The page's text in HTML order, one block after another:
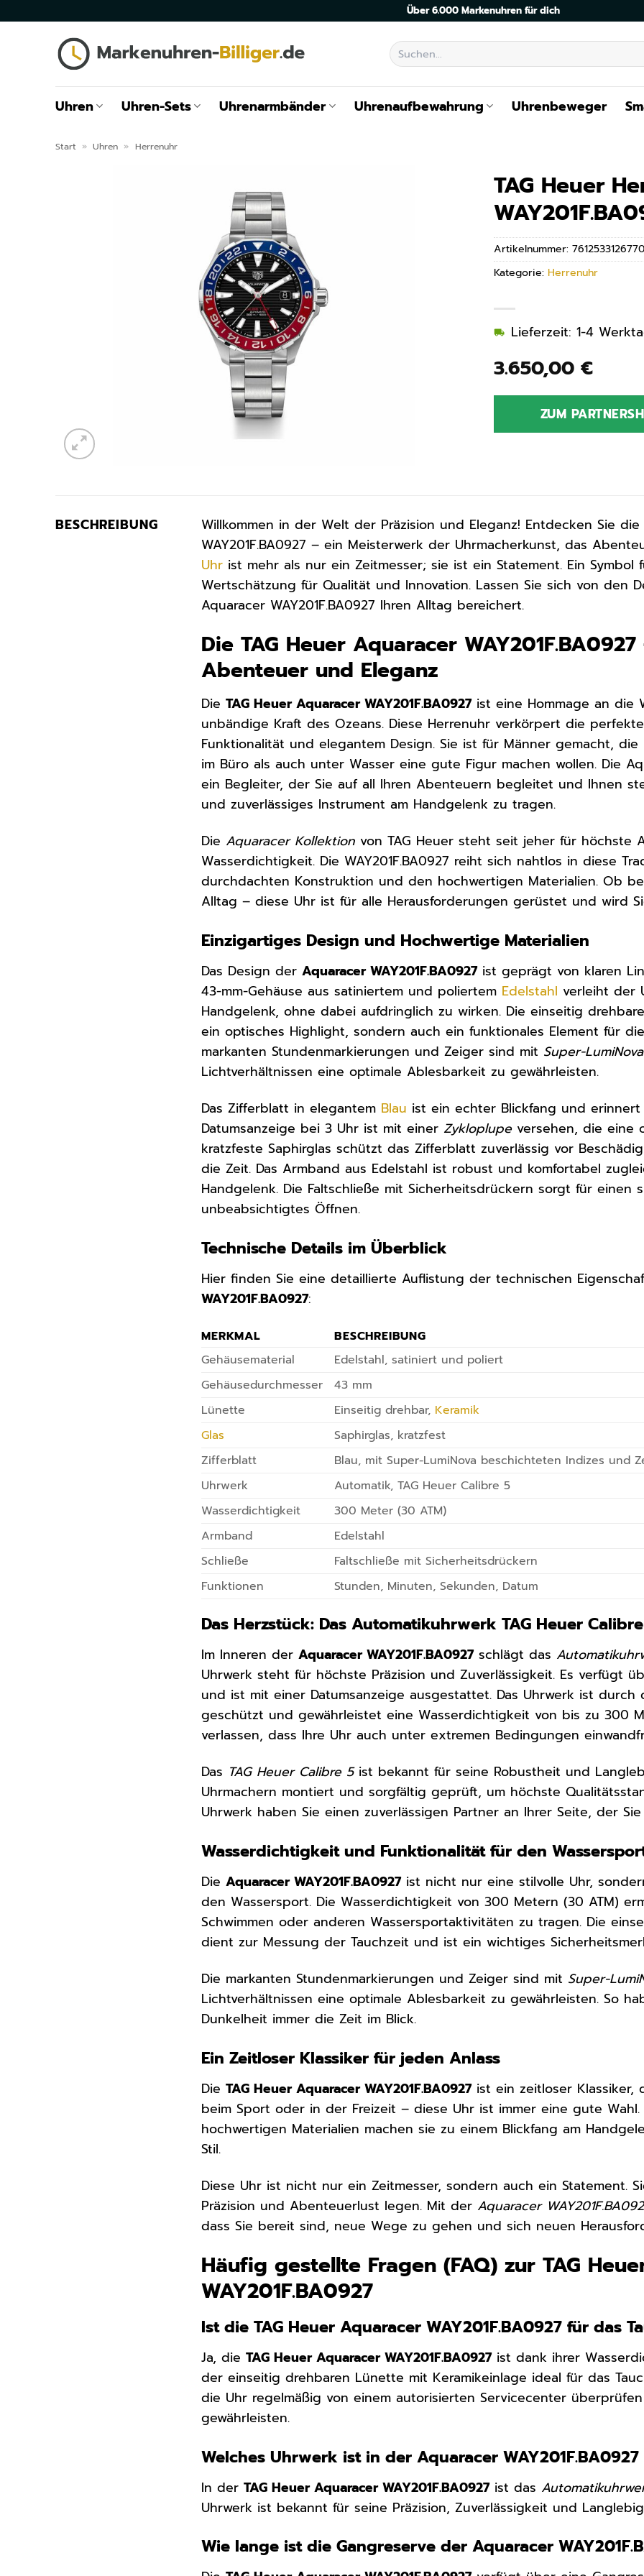
Über 6.000 Markenuhren für dich
Suchen
nach:
Uhren Uhren-Sets Uhrenarmbänder Uhrenaufbewahrung Uhrenbeweger
Start » Uhren » Herrenuhr
TAG Heuer
3.650,00 €
Lieferzeit: 1-4
ZUM
Artikelnummer: 7612533126770
Kategorie: Herrenuhr
BESCHREIBUNG Willkommen in der Welt der Präzision und Eleganz! Entdecken Sie
WAY201F.BA0927 – ein Meisterwerk der Uhrmacherkunst, das
Uhr ist mehr als nur ein Zeitmesser; sie ist ein Statement. Ein
Wertschätzung für Qualität und Innovation. Lassen Sie sich von den
Aquaracer WAY201F.BA0927 Ihren Alltag bereichert.
Die TAG Heuer Aquaracer
Abenteuer und Eleganz
DieTAG Heuer Aquaracer WAY201F.BA0927ist eine Hommage an die
unbändige Kraft des Ozeans. Diese Herrenuhr verkörpert die
Funktionalität und elegantem Design. Sie ist für Männer gemacht,
im Büro als auch unter Wasser eine gute Figur machen wollen. Die
ein Begleiter, der Sie auf all Ihren Abenteuern begleitet und Ihnen
und zuverlässiges Instrument am Handgelenk zu tragen.
Die Aquaracer Kollektion von TAG Heuer steht seit jeher für höchste
Wasserdichtigkeit. Die WAY201F.BA0927 reiht sich nahtlos in diese
durchdachten Konstruktion und den hochwertigen Materialien. Ob
Alltag – diese Uhr ist für alle Herausforderungen gerüstet und wird
Einzigartiges Design und Hochwertige Materialien
Das Design derAquaracer WAY201F.BA0927ist geprägt von klaren
43-mm-Gehäuse aus satiniertem und poliertem Edelstahl verleiht der
Handgelenk, ohne dabei aufdringlich zu wirken. Die einseitig
ein optisches Highlight, sondern auch ein funktionales Element für
markanten Stundenmarkierungen und Zeiger sind mit Super-LumiNova
Lichtverhältnissen eine optimale Ablesbarkeit zu gewährleisten.
Das Zifferblatt in elegantem Blau ist ein echter Blickfang und
Datumsanzeige bei 3 Uhr ist mit einer Zykloplupeversehen, die eine
kratzfeste Saphirglas schützt das Zifferblatt zuverlässig vor
die Zeit. Das Armband aus Edelstahl ist robust und komfortabel
Handgelenk. Die Faltschließe mit Sicherheitsdrückern sorgt für einen
unbeabsichtigtes Öffnen.
Technische Details im Überblick
Hier finden Sie eine detaillierte Auflistung der technischen
WAY201F.BA0927:
MERKMAL
BESCHREIBUNG
Gehäusematerial
Edelstahl, satiniert und poliert
Gehäusedurchmesser
43 mm
Lünette
Einseitig drehbar, Keramik
Glas
Saphirglas, kratzfest
Zifferblatt
Blau, mit Super-LumiNova beschichteten Indizes und
Uhrwerk
Automatik, TAG Heuer Calibre 5
Wasserdichtigkeit
300 Meter (30 ATM)
Armband
Edelstahl
Schließe
Faltschließe mit Sicherheitsdrückern
Funktionen
Stunden, Minuten, Sekunden, Datum
Das Herzstück: Das Automatikuhrwerk TAG Heuer
Im Inneren derAquaracer WAY201F.BA0927schlägt das
Uhrwerk steht für höchste Präzision und Zuverlässigkeit. Es verfügt
und ist mit einer Datumsanzeige ausgestattet. Das Uhrwerk ist
geschützt und gewährleistet eine Wasserdichtigkeit von bis zu 300
verlassen, dass Ihre Uhr auch unter extremen Bedingungen
Das TAG Heuer Calibre 5ist bekannt für seine Robustheit und
Uhrmachern montiert und sorgfältig geprüft, um höchste
Uhrwerk haben Sie einen zuverlässigen Partner an Ihrer Seite, der
Wasserdichtigkeit und Funktionalität für den
DieAquaracer WAY201F.BA0927ist nicht nur eine stilvolle Uhr,
den Wassersport. Die Wasserdichtigkeit von 300 Metern (30 ATM)
Schwimmen oder anderen Wassersportaktivitäten zu tragen. Die
dient zur Messung der Tauchzeit und ist ein wichtiges
Die markanten Stundenmarkierungen und Zeiger sind mit Super-
Lichtverhältnissen eine optimale Ablesbarkeit zu gewährleisten. So
Dunkelheit immer die Zeit im Blick.
Ein Zeitloser Klassiker für jeden Anlass
DieTAG Heuer Aquaracer WAY201F.BA0927ist ein zeitloser Klassiker,
beim Sport oder in der Freizeit – diese Uhr ist immer eine gute
hochwertigen Materialien machen sie zu einem Blickfang am
Stil.
Diese Uhr ist nicht nur ein Zeitmesser, sondern auch ein Statement.
Präzision und Abenteuerlust legen. Mit der Aquaracer
dass Sie bereit sind, neue Wege zu gehen und sich neuen
Häufig gestellte Fragen (FAQ) zur TAG
WAY201F.BA0927
Ist die TAG Heuer Aquaracer WAY201F.BA0927 für das
Ja, dieTAG Heuer Aquaracer WAY201F.BA0927ist dank ihrer
der einseitig drehbaren Lünette mit Keramikeinlage ideal für das
die Uhr regelmäßig von einem autorisierten Servicecenter
gewährleisten.
Welches Uhrwerk ist in der Aquaracer
In derTAG Heuer Aquaracer WAY201F.BA0927ist das
Uhrwerk ist bekannt für seine Präzision, Zuverlässigkeit und
Wie lange ist die Gangreserve der Aquaracer